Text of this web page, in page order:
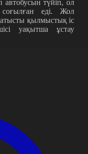
автобусын түйіп, ол
соғылған еді. Жол
қылмыстық іс
уақытша ұстау